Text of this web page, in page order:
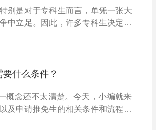
别是对于专科生而言，单凭一张大
中立足。因此，许多专科生决定通
什么条件？
概念还不太清楚。今天，小编就来
及申请推免生的相关条件和流程，